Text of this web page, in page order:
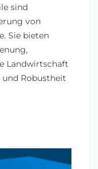
sind
von
Sie bieten
Landwirtschaft
Robustheit